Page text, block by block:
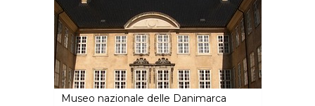
Museo nazionale delle Danimarca